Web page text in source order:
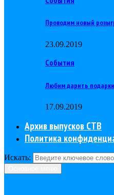
Проводим новый
23.09.2019
События
Любим дарить
17.09.2019
Архив выпусков СТВ
Политика
Искать: